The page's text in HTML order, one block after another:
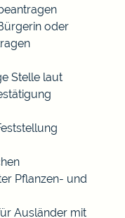
oder
Stelle laut
Pflanzen- und
Ausländer mit